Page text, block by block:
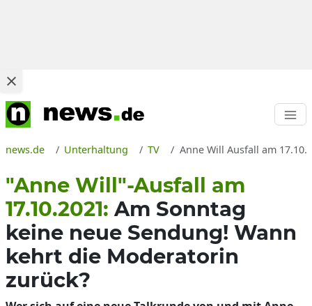
news.de Unterhaltung TV Anne Will Ausfall am
"Anne Will"-Ausfall am
17.10.2021: Am Sonntag
keine neue Sendung! Wann
kehrt die Moderatorin
zurück?